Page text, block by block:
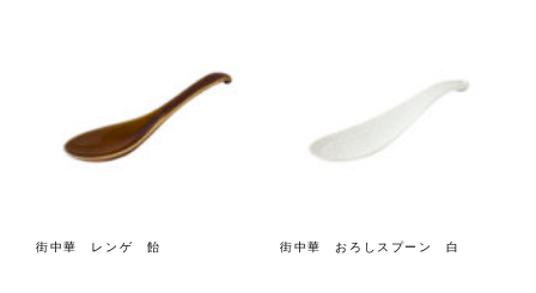
街中華 レンゲ 飴 街中華 おろしスプーン 白